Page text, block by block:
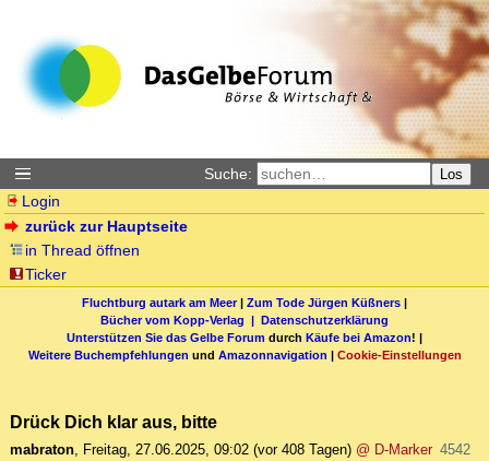
Suche: Los
Login
zurück zur Hauptseite
in Thread öffnen
Ticker
Fluchtburg autark am Meer| Zum Tode Jürgen Küßners |
Bücher vom Kopp-Verlag | Datenschutzerklärung
Unterstützen Sie das Gelbe Forum durch Käufe bei Amazon! |
Weitere Buchempfehlungen und Amazonnavigation | Cookie-Einstellungen
Drück Dich klar aus, bitte
mabraton, Freitag, 27.06.2025, 09:02 (vor 408 Tagen) @ D-Marker 4542